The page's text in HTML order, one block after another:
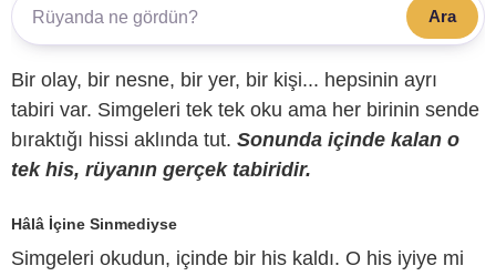
Ara
Bir olay, bir nesne, bir yer, bir kişi... hepsinin ayrı
tabiri var. Simgeleri tek tek oku ama her birinin sende
bıraktığı hissi aklında tut. Sonunda içinde kalan o
tek his, rüyanın gerçek tabiridir.
Hâlâ İçine Sinmediyse
Simgeleri okudun, içinde bir his kaldı. O his iyiye mi